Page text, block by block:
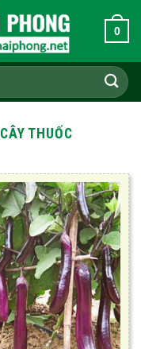
0
CÂY THUỐC